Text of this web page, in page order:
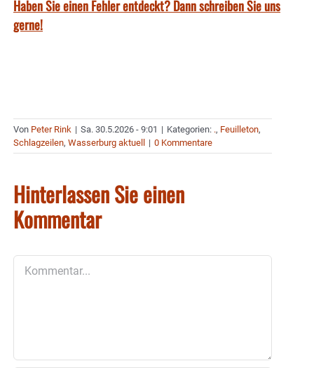
Haben Sie einen Fehler entdeckt? Dann schreiben Sie uns
gerne!
Von Peter Rink | Sa. 30.5.2026 - 9:01 | Kategorien: ., Feuilleton,
Schlagzeilen, Wasserburg aktuell | 0 Kommentare
Hinterlassen Sie einen
Kommentar